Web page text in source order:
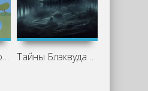
Есть ли реальность за вашей спиной? О Тайны Блэквуда 8 (Сборник)